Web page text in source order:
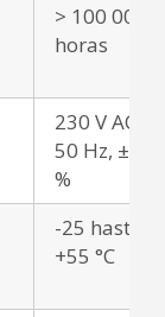
> 100 000
horas
230 V AC /
50 Hz, ±10
%
-25 hasta
+55 °C